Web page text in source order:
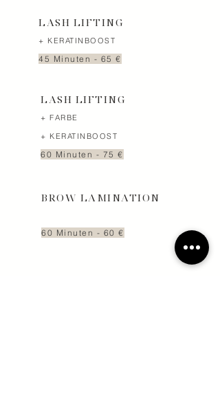
LASH LIFTING
+ KERATINBOOST
45 Minuten - 65 €
LASH LIFTING
+ FARBE
+ KERATINBOOST
60 Minuten - 75 €
BROW LAMINATION
60 Minuten - 60 €